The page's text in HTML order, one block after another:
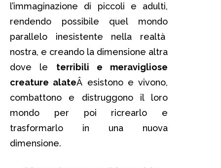
l’immaginazione di piccoli e adulti,
rendendo possibile quel mondo
parallelo inesistente nella realtà
nostra, e creando la dimensione altra
dove le terribili e meravigliose
creature alateÂ esistono e vivono,
combattono e distruggono il loro
mondo per poi ricrearlo e
trasformarlo in una nuova
dimensione.